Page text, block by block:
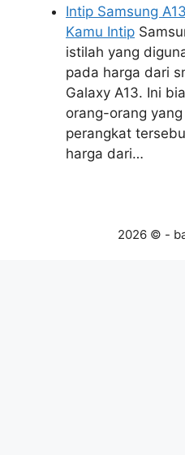
Intip Samsung
Kamu Intip
istilah yang
pada harga dari
Galaxy A13. Ini
orang-orang
perangkat
harga dari…
2026 © -